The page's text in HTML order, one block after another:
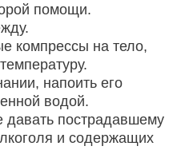
помощи.
компрессы на тело,
напоить его
водой.
давать пострадавшему
и содержащих